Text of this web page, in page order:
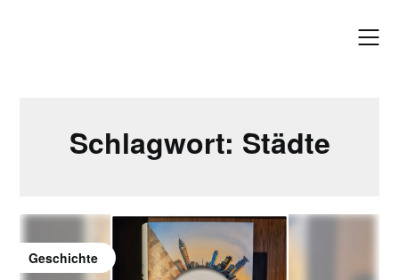
Schlagwort: Städte
Geschichte